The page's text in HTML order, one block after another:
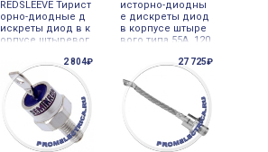
REDSLEEVE Тирист
орно-диодные д
искреты диод в к
орпусе штыревог
Semicron
исторно-диодны
е дискреты диод
в корпусе штыре
вого типа 55A 120
2 804₽ 27 725₽